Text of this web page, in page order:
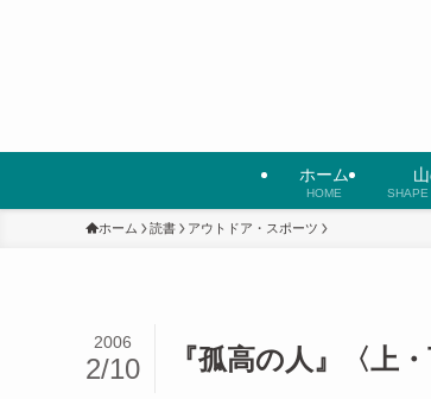
ホーム
HOME SHAPE
ホーム 読書 アウトドア・スポーツ
『孤高の人』〈上
2006
2/10